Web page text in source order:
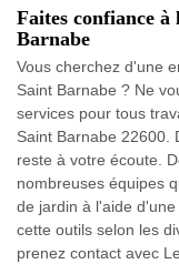
Faites confiance
Barnabe
Vous cherchez d'une
Saint Barnabe ? Ne
services pour tous
Saint Barnabe 22600.
reste à votre écoute.
nombreuses équipes
de jardin à l'aide
cette outils selon les
prenez contact avec